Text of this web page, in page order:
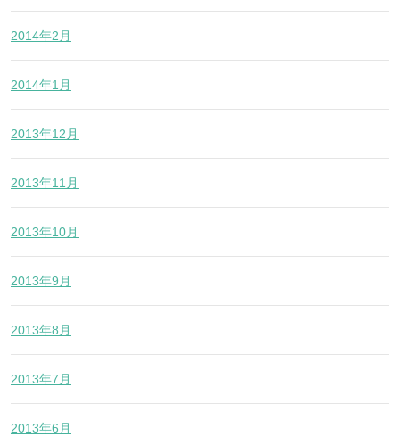
2014年2月
2014年1月
2013年12月
2013年11月
2013年10月
2013年9月
2013年8月
2013年7月
2013年6月